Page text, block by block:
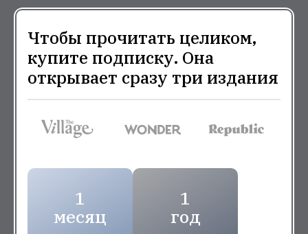
Чтобы прочитать целиком,
купите подписку. Она
открывает сразу три издания
1
месяц
1
год